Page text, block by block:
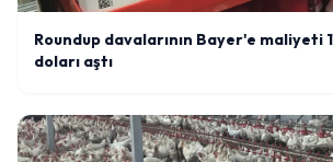
Roundup davalarının Bayer'e maliyeti
doları aştı